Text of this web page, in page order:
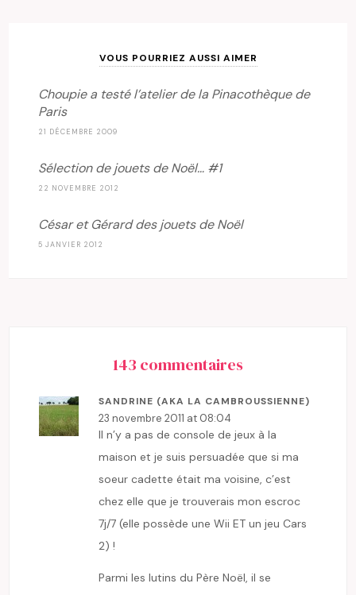
VOUS POURRIEZ AUSSI AIMER
Choupie a testé l’atelier de la Pinacothèque de
Paris
21 DÉCEMBRE 2009
Sélection de jouets de Noël… #1
22 NOVEMBRE 2012
César et Gérard des jouets de Noël
5 JANVIER 2012
143 commentaires
SANDRINE (AKA LA CAMBROUSSIENNE)
23 novembre 2011 at 08:04
Il n’y a pas de console de jeux à la
maison et je suis persuadée que si ma
soeur cadette était ma voisine, c’est
chez elle que je trouverais mon escroc
7j/7 (elle possède une Wii ET un jeu Cars
2) !
Parmi les lutins du Père Noël, il se